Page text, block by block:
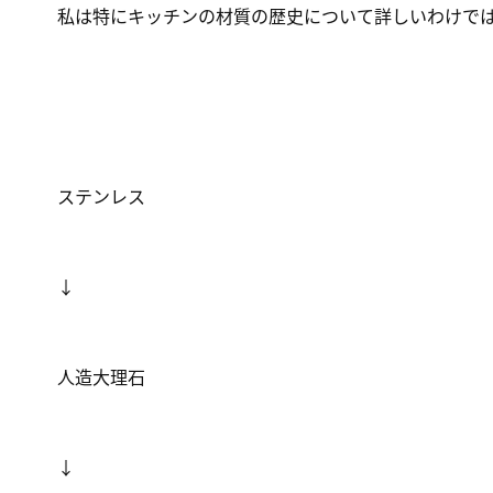
私は特にキッチンの材質の歴史について詳しいわけで
ステンレス
↓
人造大理石
↓